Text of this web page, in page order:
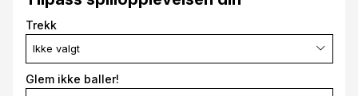
Trekk
Ikke valgt
Glem ikke baller!